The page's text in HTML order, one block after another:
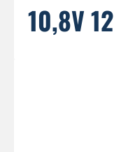
10,8V